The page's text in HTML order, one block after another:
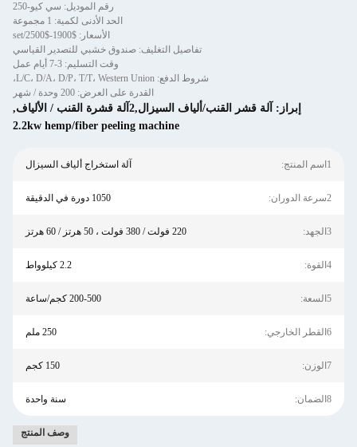
رقم الموديل: سي كيو-250
الحد الأدنى لكمية: 1 مجموعة
الأسعار: $1900-$2500/set
تفاصيل التغليف: صندوق خشبي للتصدير القياسي
وقت التسليم: 3-7 أيام عمل
شروط الدفع: L/C، D/A، D/P، T/T، Western Union،
القدرة على العرض: 200 وحدة / شهر
إبراز: آلة قشر القنب/ألياف السيزال,2آلة قشرة القنب / الألياف
,
2.2kw hemp/fiber peeling machine
1اسم المنتج: آلة استخراج ألياف السيزال
2سرعة الدوران: 1050 دورة في الدقيقة
3الجهد: 220 فولت / 380 فولت ، 50 هرتز / 60 هرتز
4القوة: 2.2 كيلوواط
5السعة: 200-500 كجم/ساعة
6القطر الخارجي: 250 ملم
7الوزن: 150 كجم
8الضمان: سنة واحدة
وصف المنتج